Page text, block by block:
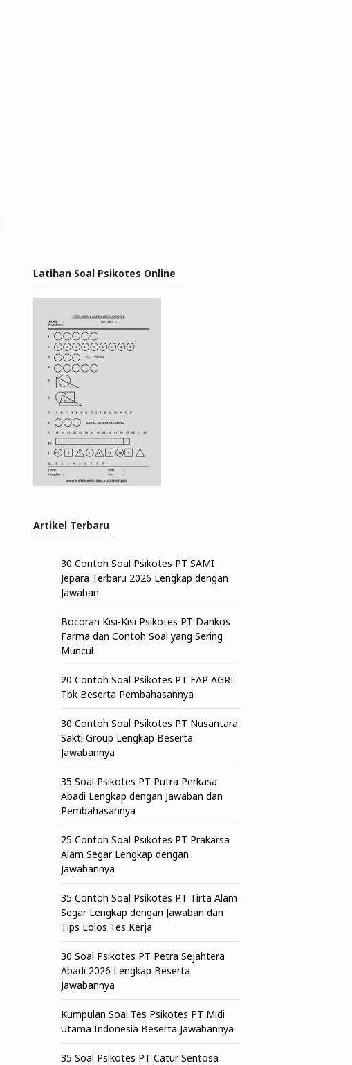
Latihan Soal Psikotes Online
Artikel Terbaru
30 Contoh Soal Psikotes PT SAMI
Jepara Terbaru 2026 Lengkap dengan
Jawaban
Bocoran Kisi-Kisi Psikotes PT Dankos
Farma dan Contoh Soal yang Sering
Muncul
20 Contoh Soal Psikotes PT FAP AGRI
Tbk Beserta Pembahasannya
30 Contoh Soal Psikotes PT Nusantara
Sakti Group Lengkap Beserta
Jawabannya
35 Soal Psikotes PT Putra Perkasa
Abadi Lengkap dengan Jawaban dan
Pembahasannya
25 Contoh Soal Psikotes PT Prakarsa
Alam Segar Lengkap dengan
Jawabannya
35 Contoh Soal Psikotes PT Tirta Alam
Segar Lengkap dengan Jawaban dan
Tips Lolos Tes Kerja
30 Soal Psikotes PT Petra Sejahtera
Abadi 2026 Lengkap Beserta
Jawabannya
Kumpulan Soal Tes Psikotes PT Midi
Utama Indonesia Beserta Jawabannya
35 Soal Psikotes PT Catur Sentosa